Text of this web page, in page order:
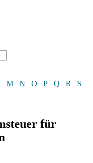
M N O P Q R
S
für